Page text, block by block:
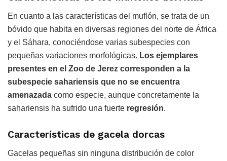
En cuanto a las características del muflón, se trata de un
bóvido que habita en diversas regiones del norte de África
y el Sáhara, conociéndose varias subespecies con
pequeñas variaciones morfológicas. Los ejemplares
presentes en el Zoo de Jerez corresponden a la
subespecie sahariensis que no se encuentra
amenazada como especie, aunque concretamente la
sahariensis ha sufrido una fuerte regresión.
Características de gacela dorcas
Gacelas pequeñas sin ninguna distribución de color